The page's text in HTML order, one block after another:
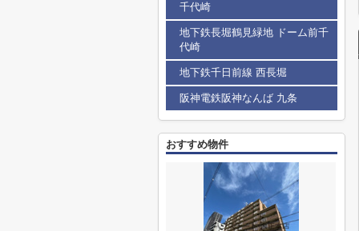
千代崎
地下鉄長堀鶴見緑地 ドーム前千
代崎
地下鉄千日前線 西長堀
阪神電鉄阪神なんば 九条
おすすめ物件